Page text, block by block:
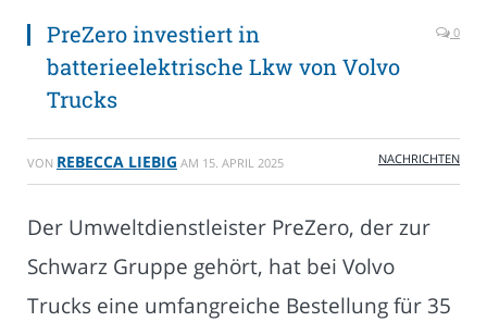
PreZero investiert in
batterieelektrische Lkw von Volvo
Trucks
0
VON REBECCA LIEBIG AM 15. APRIL 2025 NACHRICHTEN
Der Umweltdienstleister PreZero, der zur
Schwarz Gruppe gehört, hat bei Volvo
Trucks eine umfangreiche Bestellung für 35